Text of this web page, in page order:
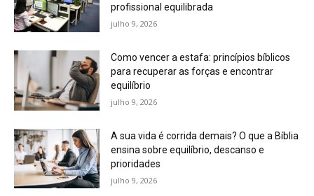
profissional equilibrada
julho 9, 2026
Como vencer a estafa: princípios bíblicos
para recuperar as forças e encontrar
equilíbrio
julho 9, 2026
A sua vida é corrida demais? O que a Bíblia
ensina sobre equilíbrio, descanso e
prioridades
julho 9, 2026